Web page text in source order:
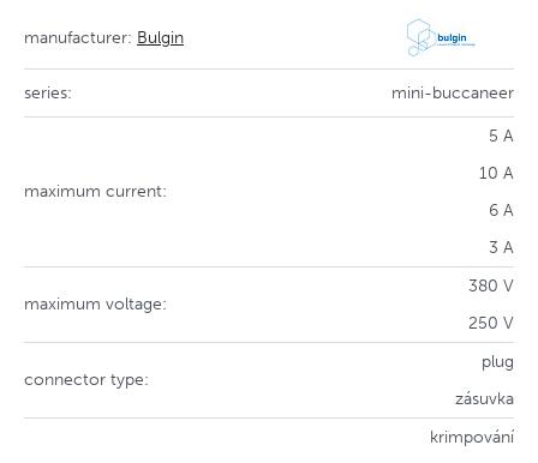
manufacturer: Bulgin
series: mini-buccaneer
maximum current:
5 A
10 A
6 A
3 A
maximum voltage:
380 V
250 V
connector type:
plug
zásuvka
krimpování